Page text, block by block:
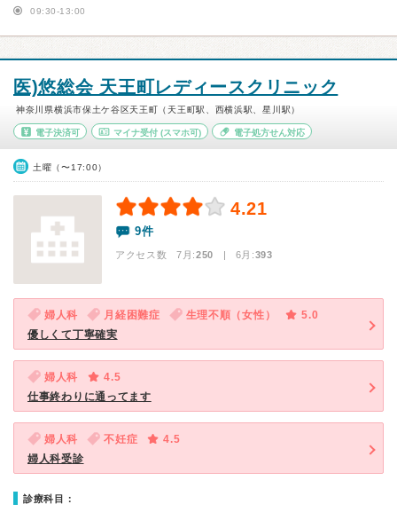
09:30-13:00
医)悠総会 天王町レディースクリニック
神奈川県横浜市保土ケ谷区天王町（天王町駅、西横浜駅、星川駅）
電子決済可 マイナ受付(スマホ可) 電子処方せん対応
土曜（〜17:00）
4.21
9件
アクセス数 7月:250 | 6月:393
婦人科 月経困難症 生理不順（女性）
5.0
優しくて丁寧確実
婦人科
4.5
仕事終わりに通ってます
婦人科 不妊症
4.5
婦人科受診
診療科目：